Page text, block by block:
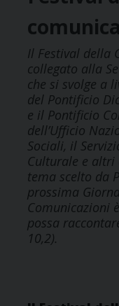
Il Festival della
collegato alla
che si svolge a
del Pontificio
e il Pontificio
dell’Ufficio
Sociali, il
Culturale e
tema scelto da
prossima
Comunicazioni
possa
10,2).